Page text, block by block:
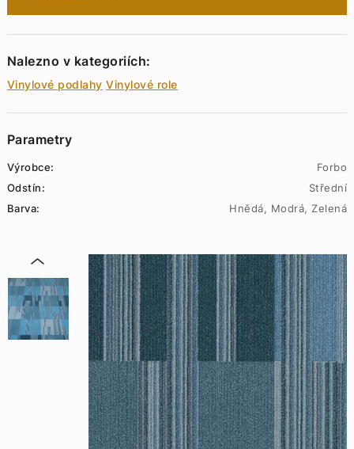
Nalezno v kategoriích:
Vinylové podlahy Vinylové role
Parametry
Výrobce:
Forbo
Odstín:
Střední
Barva:
Hnědá, Modrá, Zelená